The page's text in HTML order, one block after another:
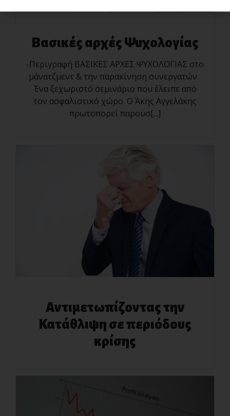
Βασικές αρχές Ψυχολογίας
-Περιγραφή ΒΑΣΙΚΕΣ ΑΡΧΕΣ ΨΥΧΟΛΟΓΙΑΣ στο
μάνατζμεντ & την παρακίνηση συνεργατών
Ένα ξεχωριστό σεμινάριο που έλειπε από
τον ασφαλιστικό χώρο. Ο Άκης Αγγελάκης
πρωτοπορεί παρουσ[...]
Αντιμετωπίζοντας την
Κατάθλιψη σε περιόδους
κρίσης